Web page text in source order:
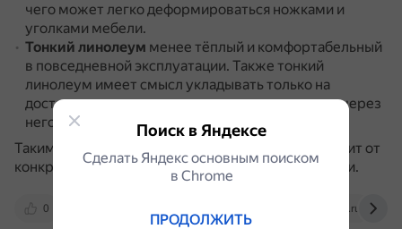
чего может легко деформироваться ножками и
уголками мебели.
Тонкий линолеум менее тёплый и комфортабельный
в повседневной эксплуатации. Также тонкий
линолеум имеет смысл укладывать только на
достаточно ровные полы, в противном случае, через
него быстро проступят все неровности.
Таким образом, выбор толщины линолеума зависит от
конкретных потребностей и условий эксплуатации.
0 www.floordealer.ru
Поиск в Яндексе
Сделать Яндекс основным поиском
в Сhrome
ПРОДОЛЖИТЬ